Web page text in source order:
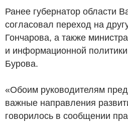
Ранее губернатор области
согласовал переход на
Гончарова, а также
и информационной
Бурова.
«Обоим руководителям
важные направления
говорилось в сообщении